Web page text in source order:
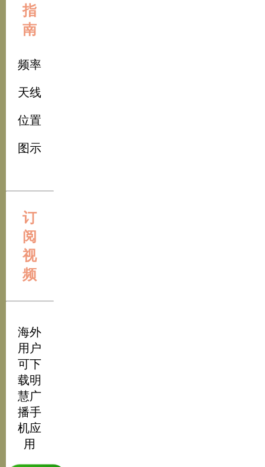
指
南
频率
天线
位置
图示
订
阅
视
频
海外
用户
可下
载明
慧广
播手
机应
用